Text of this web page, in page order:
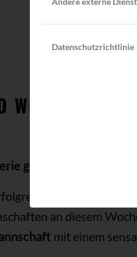
Datenschutzrichtlinie
20. MAI
/
WIEDER EIN
geht weiter!
Auftakt am 1.
an diesem
mit einem